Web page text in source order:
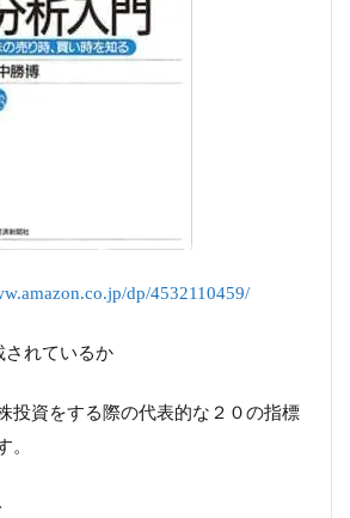
dp/4532110459/
されているか
投資をする際の代表的な２０の指標
。